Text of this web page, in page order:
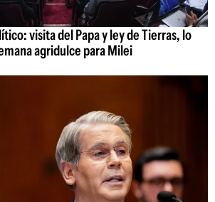
visita del Papa y ley de Tierras, lo
agridulce para Milei